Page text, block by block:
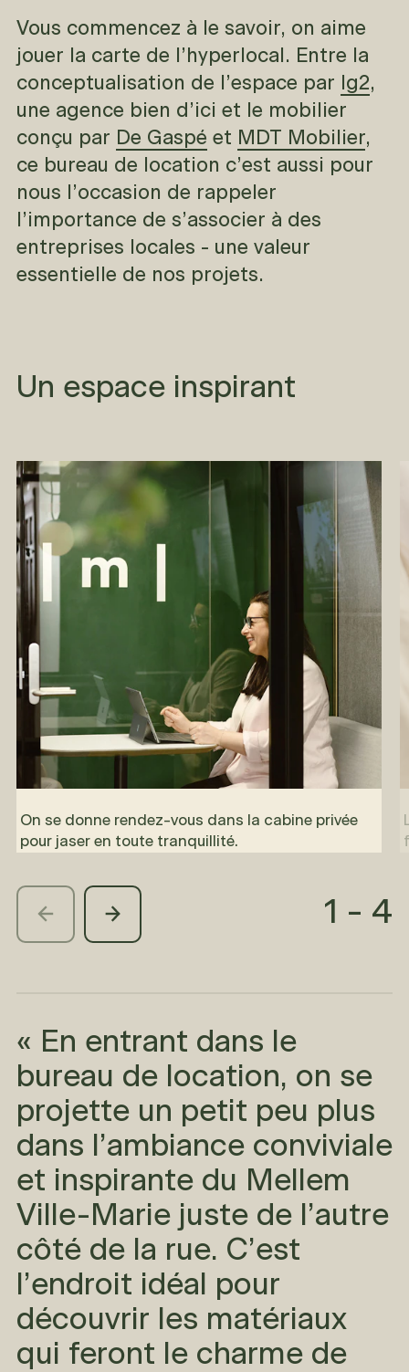
Vous commencez à le savoir, on aime
jouer la carte de l’hyperlocal. Entre la
conceptualisation de l’espace par
lg2,
une agence bien d’ici et le mobilier
conçu par De Gaspé et MDT Mobilier,
ce bureau de location c’est aussi pour
nous l’occasion de rappeler
l’importance de s’associer à des
entreprises locales - une valeur
essentielle de nos projets.
Un espace inspirant
On se donne rendez-vous dans la cabine privée
pour jaser en toute tranquillité.
1 - 4
« En entrant dans le
bureau de location, on se
projette un petit peu plus
dans l’ambiance conviviale
et inspirante du Mellem
Ville-Marie juste de l’autre
côté de la rue. C’est
l’endroit idéal pour
découvrir les matériaux
qui feront le charme de